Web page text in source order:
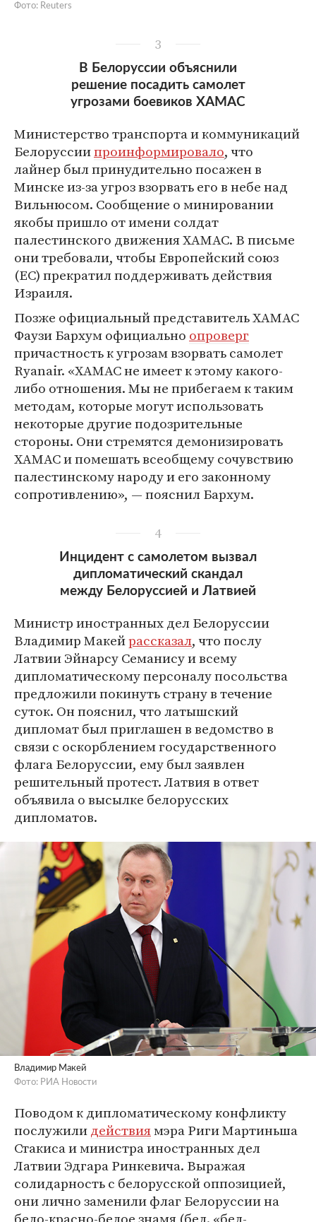
Фото: Reuters
3
В Белоруссии объяснили
решение посадить самолет
угрозами боевиков ХАМАС
Министерство транспорта и коммуникаций
Белоруссиипроинформировало, что
лайнер был принудительно посажен в
Минске из-за угроз взорвать его в небе над
Вильнюсом. Сообщение о минировании
якобы пришло от имени солдат
палестинского движения ХАМАС. В письме
они требовали, чтобы Европейский союз
(ЕС) прекратил поддерживать действия
Израиля.
Позже официальный представитель ХАМАС
Фаузи Бархум официально опроверг
причастность к угрозам взорвать самолет
Ryanair. «ХАМАС не имеет к этому какого-
либо отношения. Мы не прибегаем к таким
методам, которые могут использовать
некоторые другие подозрительные
стороны. Они стремятся демонизировать
ХАМАС и помешать всеобщему сочувствию
палестинскому народу и его законному
сопротивлению», — пояснил Бархум.
4
Инцидент с самолетом вызвал
дипломатический скандал
между Белоруссией и Латвией
Министр иностранных дел Белоруссии
Владимир Макейрассказал, что послу
Латвии Эйнарсу Семанису и всему
дипломатическому персоналу посольства
предложили покинуть страну в течение
суток. Он пояснил, что латышский
дипломат был приглашен в ведомство в
связи с оскорблением государственного
флага Белоруссии, ему был заявлен
решительный протест. Латвия в ответ
объявила о высылке белорусских
дипломатов.
Владимир Макей
Фото: РИА Новости
Поводом к дипломатическому конфликту
послужилидействиямэра Риги Мартиньша
Стакиса и министра иностранных дел
Латвии Эдгара Ринкевича. Выражая
солидарность с белорусской оппозицией,
они лично заменили флаг Белоруссии на